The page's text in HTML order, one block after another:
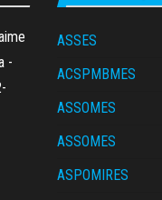
-
ASSES
ACSPMBMES
ASSOMES
ASSOMES
ASPOMIRES